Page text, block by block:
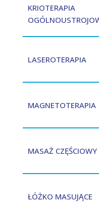
KRIOTERAPIA
LASEROTERAPIA
MAGNETOTERAPIA
MASAŻ CZĘŚCIOWY
ŁÓŻKO MASUJĄCE